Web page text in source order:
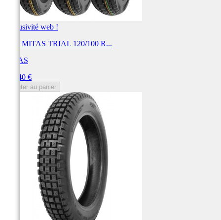
Exclusivité web !
Pneu MITAS TRIAL 120/100 R...
MITAS
134,40 €
Ajouter au panier